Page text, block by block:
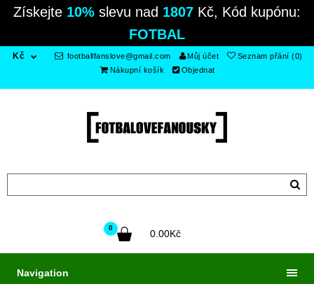
Získejte 10% slevu nad 1807 Kč, Kód kupónu:
FOTBAL
Kč footballfanslove@gmail.com Můj účet
Seznam přání (0)
Nákupní košík
Objednat
0
0.00Kč
Navigation